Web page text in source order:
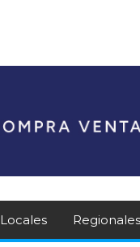
Locales Regionales